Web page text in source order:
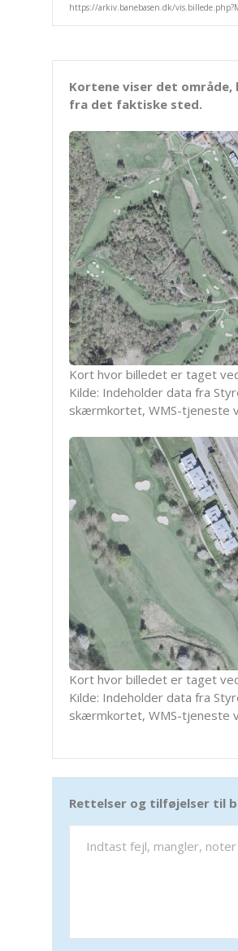
Kortene viser det
fra det faktiske sted.
Kort hvor billedet er taget
Kilde: Indeholder data fra
skærmkortet, WMS-tjeneste
Kort hvor billedet er taget
Kilde: Indeholder data fra
skærmkortet, WMS-tjeneste
Rettelser og tilføjelser til